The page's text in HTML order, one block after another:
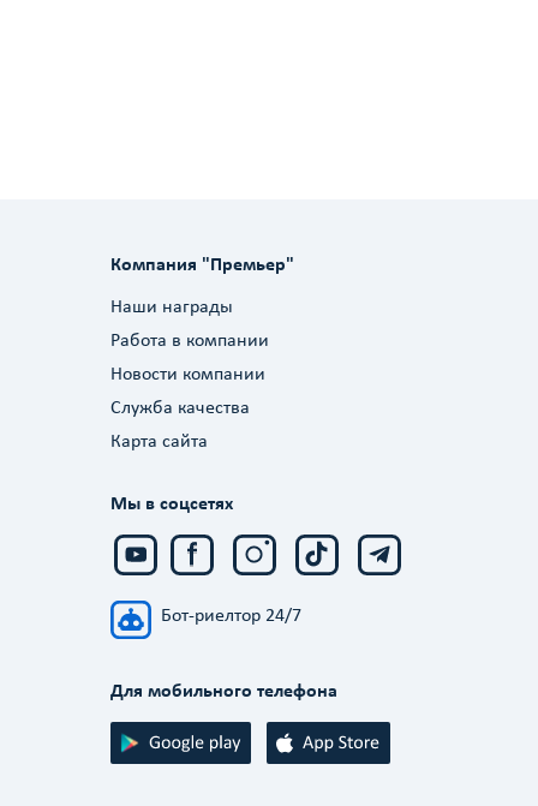
Компания "Премьер"
Наши награды
Работа в компании
Новости компании
Служба качества
Карта сайта
Мы в соцсетях
Бот-риелтор 24/7
Для мобильного телефона